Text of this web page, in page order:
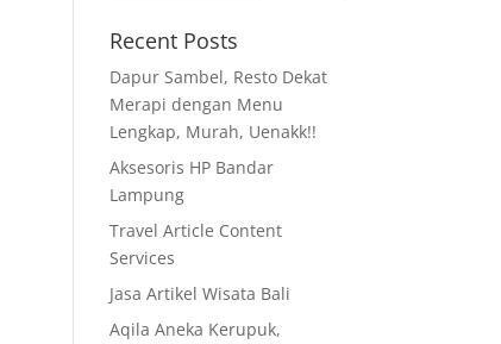
Recent Posts
Dapur Sambel, Resto Dekat
Merapi dengan Menu
Lengkap, Murah, Uenakk!!
Aksesoris HP Bandar
Lampung
Travel Article Content
Services
Jasa Artikel Wisata Bali
Aqila Aneka Kerupuk,